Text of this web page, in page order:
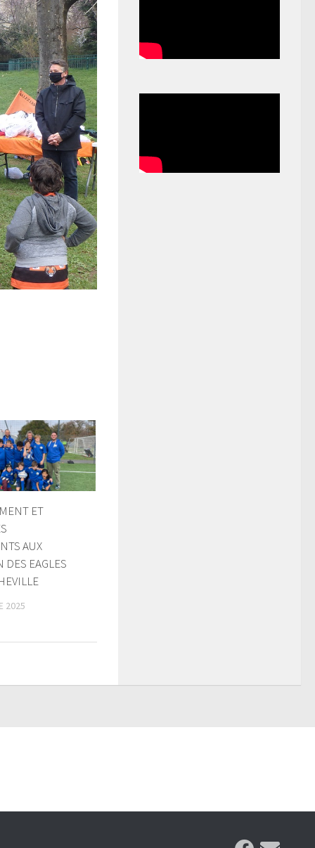
ET
AUX
DES EAGLES
2025